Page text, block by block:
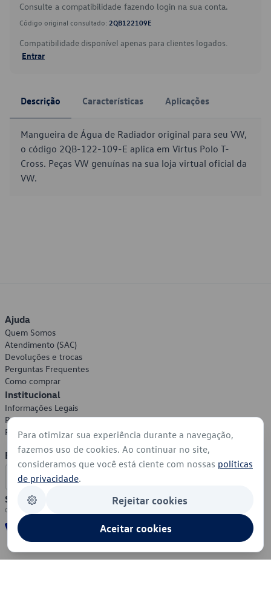
Consulte a compatibilidade fazendo login na sua conta.
Código original consultado: 2QB122109E
Compatibilidade disponível apenas para clientes logados.
Entrar
Descrição Características Aplicações
Mangueira de Água de Radiador original para seu VW,
o código 2QB-122-109-E aplica em Virtus Polo T-
Cross. Peças VW genuínas na sua loja virtual oficial da
VW.
Ajuda
Quem Somos
Atendimento (SAC)
Devoluções e trocas
Perguntas Frequentes
Como comprar
Institucional
Informações Legais
Política de Privacidade
Política de Cookies
Formas de Pagamento
Segurança
Para otimizar sua experiência durante a navegação,
fazemos uso de cookies. Ao continuar no site,
consideramos que você está ciente com nossas políticas
de privacidade.
Rejeitar cookies
Aceitar cookies